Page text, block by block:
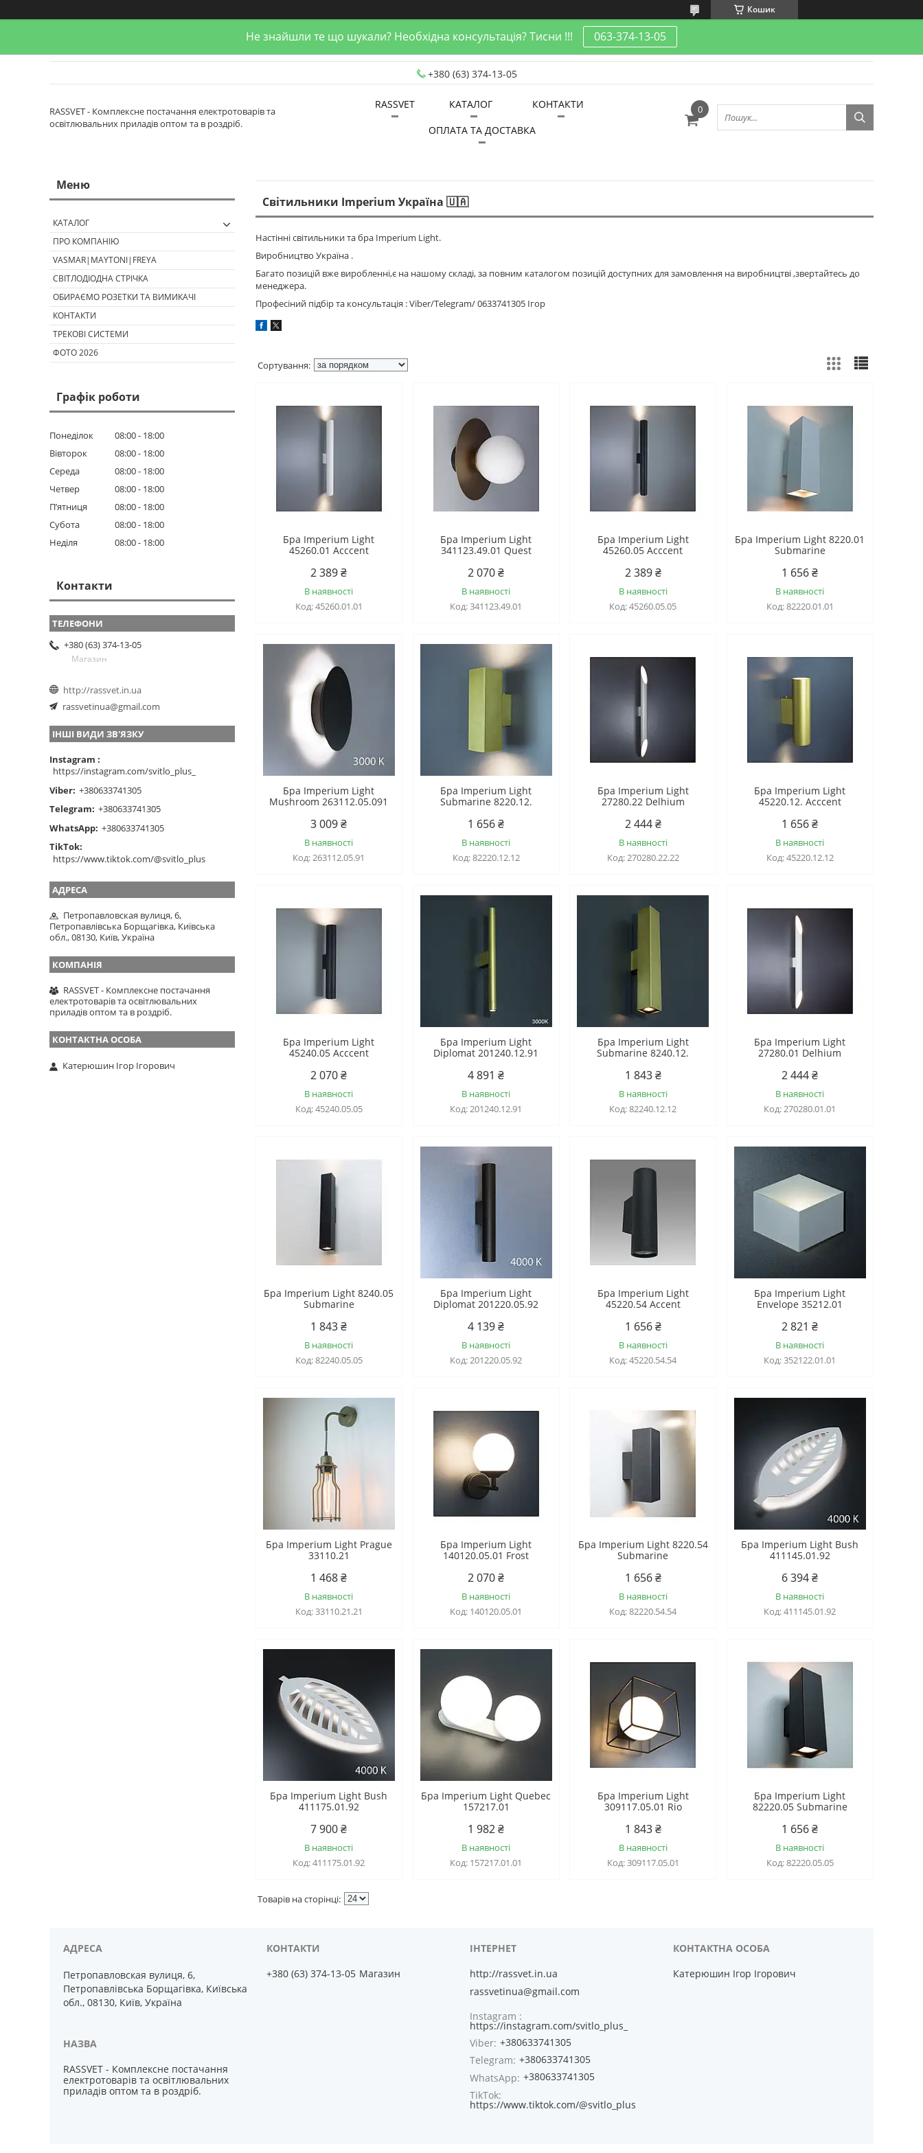
Кошик
Не знайшли те що шукали? Необхідна консультація? Тисни !!! 063-374-13-05
+380 (63) 374-13-05
RASSVET - Комплексне постачання електротоварів та
освітлювальних приладів оптом та в роздріб.
RASSVET КАТАЛОГ
КОНТАКТИ
ОПЛАТА ТА ДОСТАВКА
Світильники Imperium Україна 🇺🇦
Настінні світильники та бра Imperium Light.
Виробництво Україна .
Багато позицій вже виробленні,є на нашому складі, за повним каталогом позицій доступних для замовлення на виробництві ,звертайтесь до
менеджера.
Професіний підбір та консультація : Viber/Telegram/ 0633741305 Ігор
Бра Imperium Light
45260.01 Acccent
2 389 ₴
В наявності
45260.01.01
Бра Imperium Light
341123.49.01 Quest
2 070 ₴
В наявності
341123.49.01
Бра Imperium Light
45260.05 Acccent
2 389 ₴
В наявності
45260.05.05
Бра Imperium Light 8220.01
Submarine
1 656 ₴
В наявності
82220.01.01
Бра Imperium Light
Mushroom 263112.05.091
3 009 ₴
В наявності
263112.05.91
Бра Imperium Light
Submarine 8220.12.
1 656 ₴
В наявності
82220.12.12
Бра Imperium Light
27280.22 Delhium
2 444 ₴
В наявності
270280.22.22
Бра Imperium Light
45220.12. Acccent
1 656 ₴
В наявності
45220.12.12
Бра Imperium Light
45240.05 Acccent
2 070 ₴
В наявності
45240.05.05
Бра Imperium Light
Diplomat 201240.12.91
4 891 ₴
В наявності
201240.12.91
Бра Imperium Light
Submarine 8240.12.
1 843 ₴
В наявності
82240.12.12
Бра Imperium Light
27280.01 Delhium
2 444 ₴
В наявності
270280.01.01
Бра Imperium Light 8240.05
Submarine
1 843 ₴
В наявності
82240.05.05
Бра Imperium Light
Diplomat 201220.05.92
4 139 ₴
В наявності
201220.05.92
Бра Imperium Light
45220.54 Accent
1 656 ₴
В наявності
45220.54.54
Бра Imperium Light
Envelope 35212.01
2 821 ₴
В наявності
352122.01.01
Бра Imperium Light Prague
33110.21
1 468 ₴
В наявності
33110.21.21
Бра Imperium Light
140120.05.01 Frost
2 070 ₴
В наявності
140120.05.01
Бра Imperium Light 8220.54
Submarine
1 656 ₴
В наявності
82220.54.54
Бра Imperium Light Bush
411145.01.92
6 394 ₴
В наявності
411145.01.92
Бра Imperium Light Bush
411175.01.92
7 900 ₴
В наявності
411175.01.92
Бра Imperium Light Quebec
157217.01
1 982 ₴
В наявності
157217.01.01
Бра Imperium Light
309117.05.01 Rio
1 843 ₴
В наявності
309117.05.01
Бра Imperium Light
82220.05 Submarine
1 656 ₴
В наявності
82220.05.05
КАТАЛОГ
ПРО КОМПАНІЮ
VASMAR|MAYTONI|FREYA
СВІТЛОДІОДНА СТРІЧКА
ОБИРАЄМО РОЗЕТКИ ТА ВИМИКАЧІ
КОНТАКТИ
ТРЕКОВІ СИСТЕМИ
ФОТО 2026
Графік роботи
Понеділок 08:00
18:00
Вівторок
08:00
18:00
Середа
08:00
18:00
Четвер
08:00
18:00
Пʼятниця
08:00
18:00
Субота
08:00
18:00
Неділя
08:00 18:00
Контакти
+380 (63) 374-13-05
Магазин
http://rassvet.in.ua
rassvetinua@gmail.com
ІНШІ ВИДИ ЗВ'ЯЗКУ
Instagram
https://instagram.com/svitlo_plus_
Viber +380633741305
Telegram +380633741305
WhatsApp +380633741305
TikTok
https://www.tiktok.com/@svitlo_plus
Петропавловская вулиця, 6,
Петропавлівська Борщагівка, Київська
обл., 08130, Київ, Україна
RASSVET - Комплексне постачання
електротоварів та освітлювальних
приладів оптом та в роздріб.
Катерюшин Ігор Ігорович
Петропавловская вулиця, 6,
Петропавлівська Борщагівка, Київська
обл., 08130, Київ, Україна
RASSVET - Комплексне постачання
електротоварів та освітлювальних
приладів оптом та в роздріб.
+380 (63) 374-13-05 Магазин
http://rassvet.in.ua
rassvetinua@gmail.com
Instagram
https://instagram.com/svitlo_plus_
Viber +380633741305
Telegram +380633741305
WhatsApp +380633741305
TikTok
https://www.tiktok.com/@svitlo_plus
Катерюшин Ігор Ігорович